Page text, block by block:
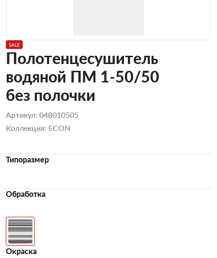
SALE
Полотенцесушитель
водяной ПМ 1-50/50
без полочки
Артикул: 048010505
Коллекция: ECON
Типоразмер
Обработка
Окраска